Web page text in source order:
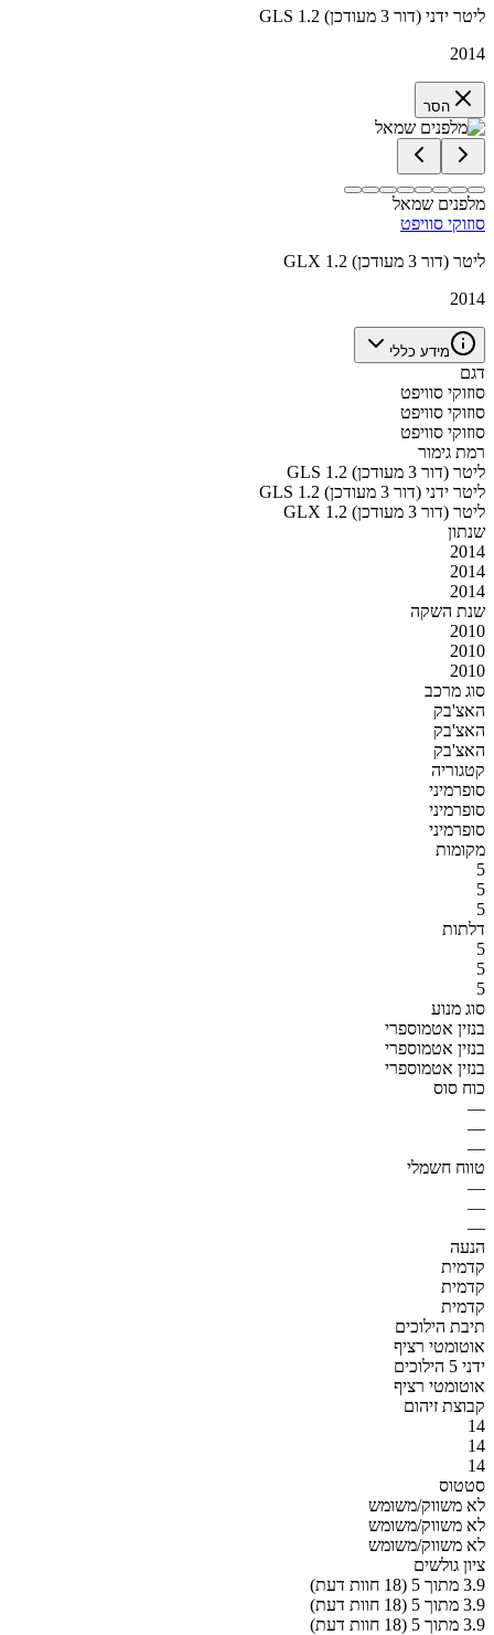
GLS 1.2 ליטר ידני (דור 3 מעודכן)
2014
הסר
מלפנים שמאל
סוזוקי סוויפט
GLX 1.2 ליטר (דור 3 מעודכן)
2014
מידע כללי
דגם
סוזוקי סוויפט
סוזוקי סוויפט
סוזוקי סוויפט
רמת גימור
GLS 1.2 ליטר (דור 3 מעודכן)
GLS 1.2 ליטר ידני (דור 3 מעודכן)
GLX 1.2 ליטר (דור 3 מעודכן)
שנתון
2014
2014
2014
שנת השקה
2010
2010
2010
סוג מרכב
האצ'בק
האצ'בק
האצ'בק
קטגוריה
סופרמיני
סופרמיני
סופרמיני
מקומות
5
5
5
דלתות
5
5
5
סוג מנוע
בנזין אטמוספרי
בנזין אטמוספרי
בנזין אטמוספרי
כוח סוס
—
—
—
טווח חשמלי
—
—
—
הנעה
קדמית
קדמית
קדמית
תיבת הילוכים
אוטומטי רציף
ידני 5 הילוכים
אוטומטי רציף
קבוצת זיהום
14
14
14
סטטוס
לא משווק/משומש
לא משווק/משומש
לא משווק/משומש
ציון גולשים
3.9 מתוך 5 (18 חוות דעת)
3.9 מתוך 5 (18 חוות דעת)
3.9 מתוך 5 (18 חוות דעת)